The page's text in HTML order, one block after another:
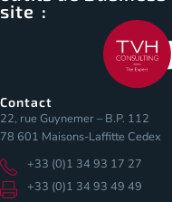
site :
Contact
22, rue Guynemer – B.P. 112
78 601 Maisons-Laffitte Cedex
+33 (0)1 34 93 17 27
+33 (0)1 34 93 49 49